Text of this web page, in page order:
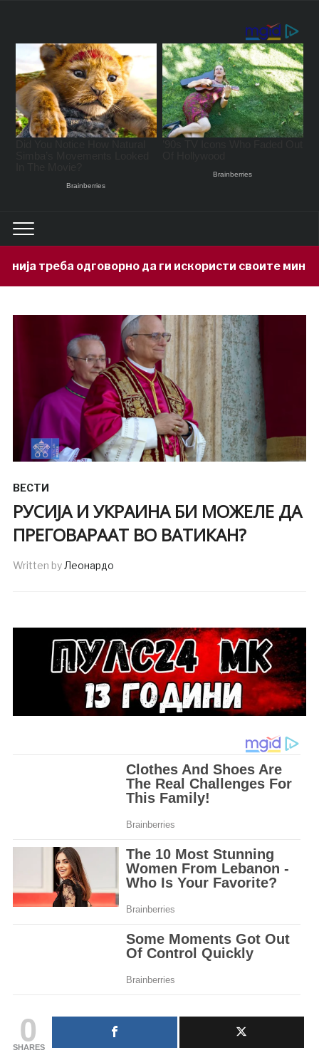
да ги искористи своите минерални богатства
ВЕСТИ
РУСИЈА И УКРАИНА БИ МОЖЕЛЕ ДА
ПРЕГОВАРААТ ВО ВАТИКАН?
Written byЛеонардо
0
SHARES